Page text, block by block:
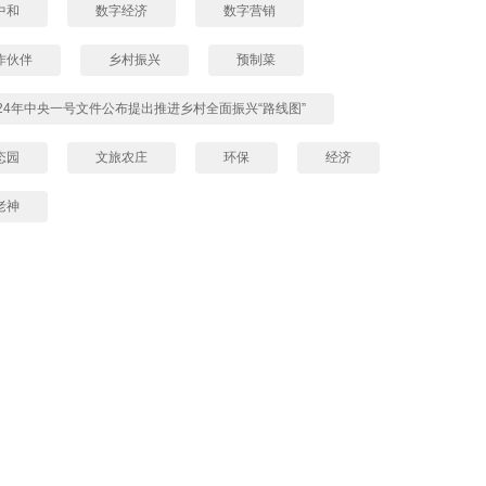
和 数字经济 数字营销
伙伴 乡村振兴 预制菜
年中央一号文件公布提出推进乡村全面振兴“路线图”
园 文旅农庄 环保 经济
神